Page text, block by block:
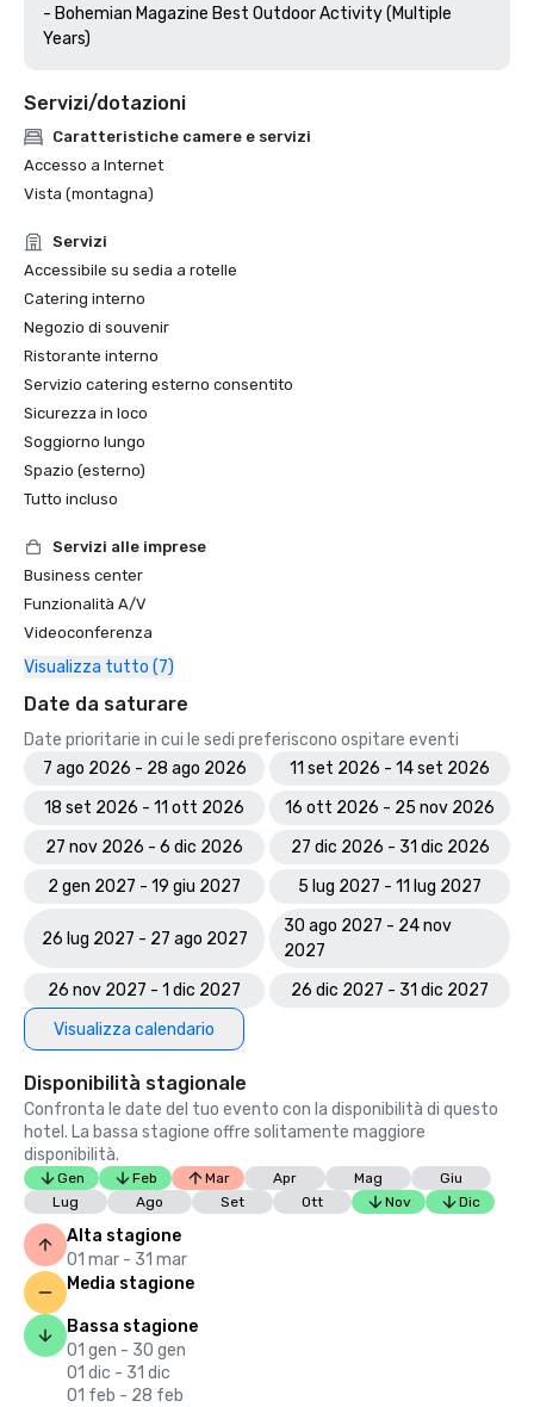
- Bohemian Magazine Best Outdoor Activity (Multiple
Servizi/dotazioni
Caratteristiche camere e servizi
Accesso a Internet
Vista (montagna)
Servizi
Accessibile su sedia a rotelle
Catering interno
Negozio di souvenir
Ristorante interno
Servizio catering esterno consentito
Sicurezza in loco
Soggiorno lungo
Spazio (esterno)
Tutto incluso
Servizi alle imprese
Business center
Funzionalità A/V
Videoconferenza
Visualizza tutto (7)
Date da saturare
Date prioritarie in cui le sedi preferiscono ospitare eventi
7 ago 2026 - 28 ago 2026
11 set 2026 - 14 set 2026
18 set 2026 - 11 ott 2026
16 ott 2026 - 25 nov 2026
27 nov 2026 - 6 dic 2026
27 dic 2026 - 31 dic 2026
2 gen 2027 - 19 giu 2027
5 lug 2027 - 11 lug 2027
26 lug 2027 - 27 ago 2027
30 ago 2027 - 24 nov
2027
26 nov 2027 - 1 dic 2027
26 dic 2027 - 31 dic 2027
Visualizza calendario
Disponibilità stagionale
Confronta le date del tuo evento con la disponibilità di questo
hotel. La bassa stagione offre solitamente maggiore
disponibilità.
Gen Feb Mar Apr Mag
Giu
Lug
Ago Set Ott Nov Dic
Alta stagione
01 mar - 31 mar
Media stagione
Bassa stagione
01 gen - 30 gen
01 dic - 31 dic
01 feb - 28 feb